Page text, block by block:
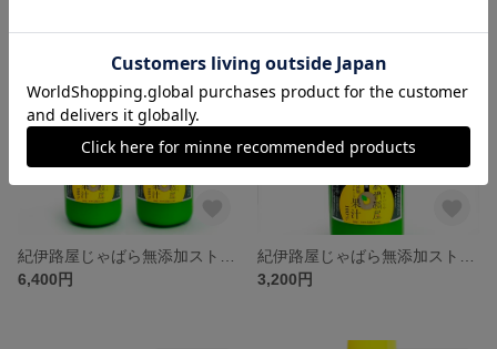
SOLD OUT
6,400円
SOLD OUT
3,200円